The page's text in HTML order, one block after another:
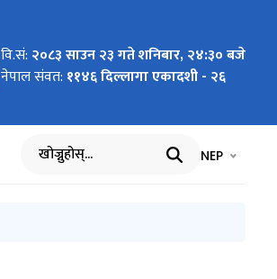
वि.सं: २०८३ साउन २३ गते शनिबार, २४:३० बजे
नेपाल संवत: ११४६ दिल्लागा एकादशी - २६
खोज्नुहोस् भाषा चयन
NEP